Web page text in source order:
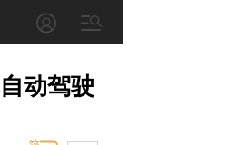
动驾驶